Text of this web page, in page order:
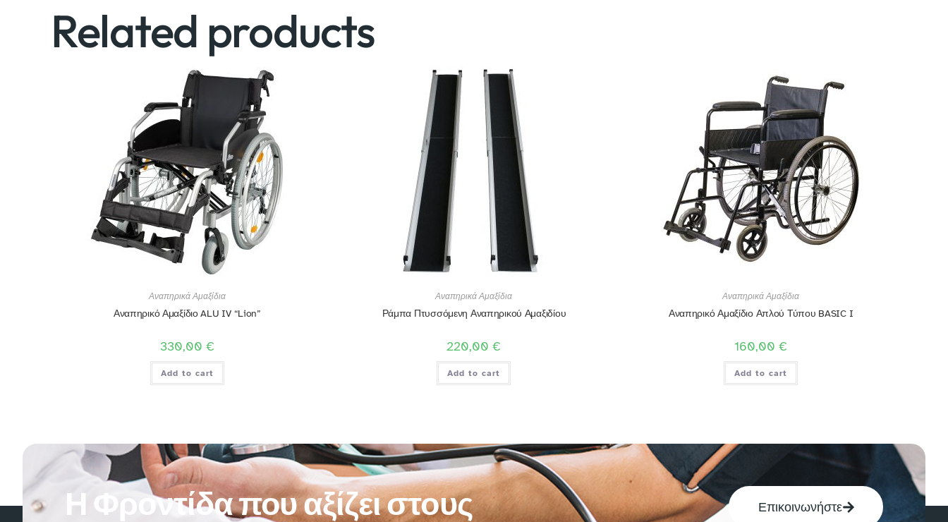
Related products
Αναπηρικά Αμαξίδια
Αναπηρικό Αμαξίδιο ALU IV “Lion”
330,00 €
Add to cart
Αναπηρικά Αμαξίδια
Ράμπα Πτυσσόμενη Αναπηρικού Αμαξιδίου
220,00€
Add to cart
Αναπηρικά Αμαξίδια
Αναπηρικό Αμαξίδιο Απλού Τύπου BASIC I
160,00€
Add to cart
Η Φροντίδα που αξίζει στους
Επικοινωνήστε